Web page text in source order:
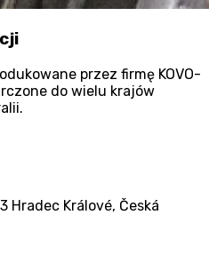
przez firmę KOVO-
do wielu krajów
Hradec Králové, Česká